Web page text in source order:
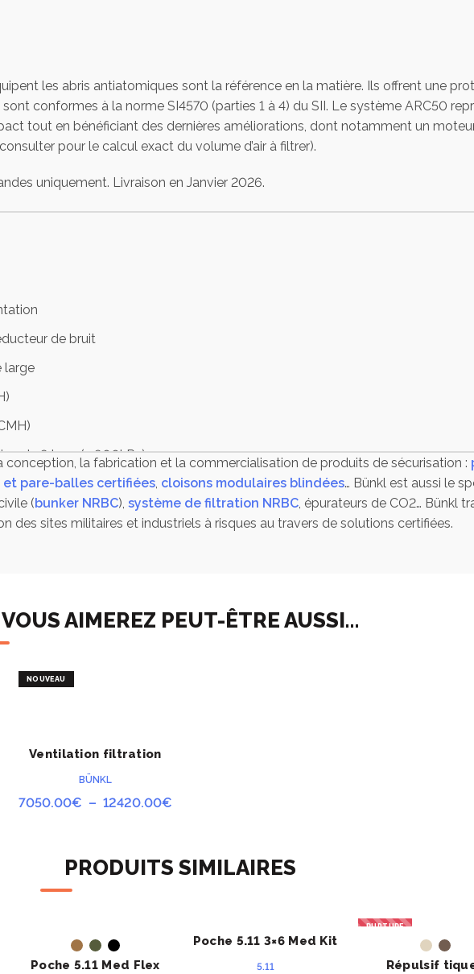
les abris antiatomiques sont la référence en la matière. Ils offrent une
conformes à la norme SI4570 (parties 1 à 4) du SII. Le système ARC50
tout en bénéficiant des dernières améliorations, dont notamment un
pour le calcul exact du volume d’air à filtrer).
uniquement. Livraison en Janvier 2026.
de bruit
large
de 9 bars (> 900kPa)
normalement ouverte
aux attaques chimiques
manuel
conception, la fabrication et la commercialisation de produits de sécurisation :
pare-balles certifiées, cloisons modulaires blindées… Bünkl est aussi le
(bunker NRBC), système de filtration NRBC, épurateurs de CO2… Bünkl
des sites militaires et industriels à risques au travers de solutions certifiées.
VOUS AIMEREZ PEUT-ÊTRE AUSSI…
NOUVEAU
ACHETER
Ventilation filtration
NRBC ARC
BÜNKL
7050.00€ – 12420.00€Plage
7050.00€
PRODUITS SIMILAIRES
ACHETER
Poche 5.11 Med Flex
ACHETER
Poche 5.11 3×6 Med Kit
5.11
RUPTURE
ACHETER
Répulsif